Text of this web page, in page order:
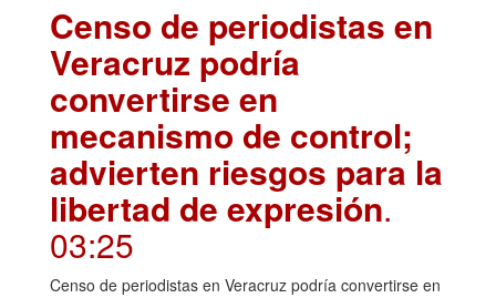
Censo de periodistas en
Veracruz podría
convertirse en
mecanismo de control;
advierten riesgos para la
libertad de expresión.
03:25
Censo de periodistas en Veracruz podría convertirse en